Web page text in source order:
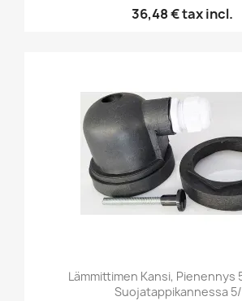
36,48 €tax incl.
Lämmittimen Kansi, Pienennys
Suojatappikannessa